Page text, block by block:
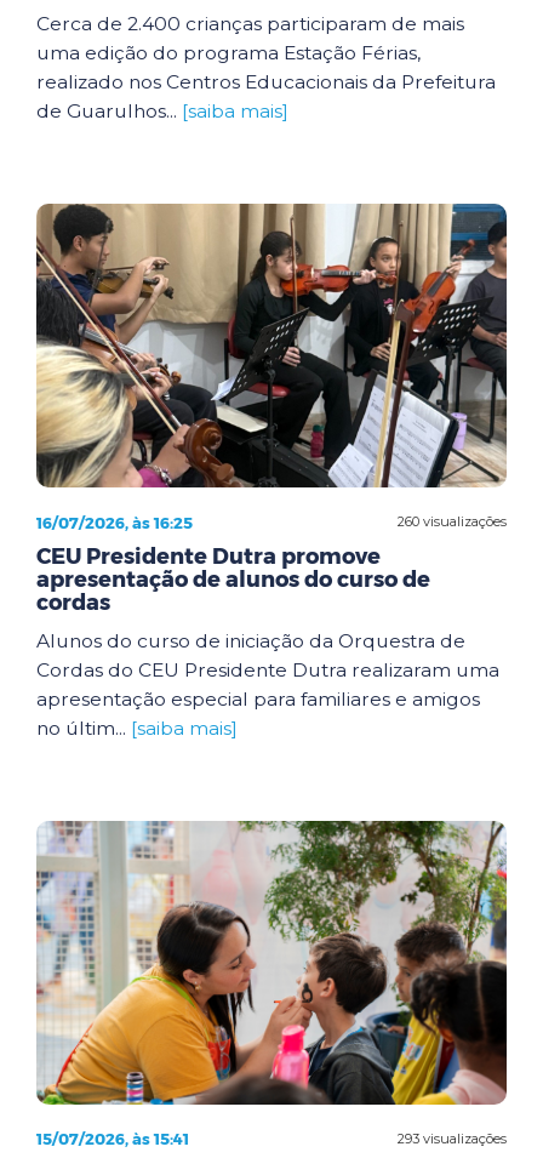
Cerca de 2.400 crianças participaram de mais
uma edição do programa Estação Férias,
realizado nos Centros Educacionais da Prefeitura
de Guarulhos... [saiba mais]
260 visualizações
16/07/2026, às 16:25
CEU Presidente Dutra promove
apresentação de alunos do curso de
cordas
Alunos do curso de iniciação da Orquestra de
Cordas do CEU Presidente Dutra realizaram uma
apresentação especial para familiares e amigos
no últim... [saiba mais]
293 visualizações
15/07/2026, às 15:41